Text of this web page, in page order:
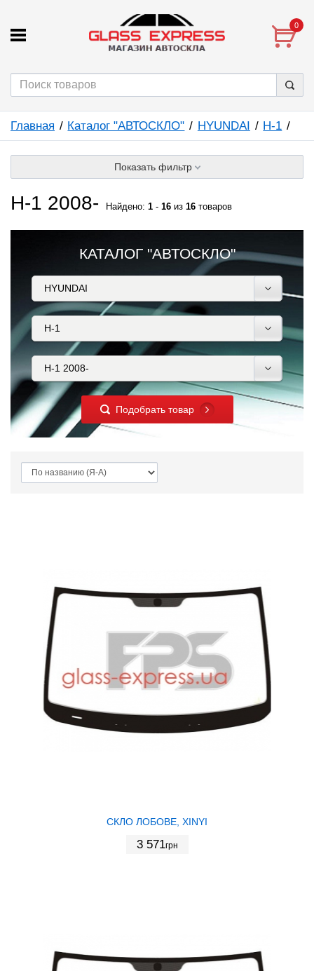
0
Главная Каталог "АВТОСКЛО" HYUNDAI H-1
Показать фильтр
H-1 2008- Найдено: 1 - 16 из 16 товаров
КАТАЛОГ "АВТОСКЛО"
Подобрать товар
СКЛО ЛОБОВЕ, XINYI
3 571грн